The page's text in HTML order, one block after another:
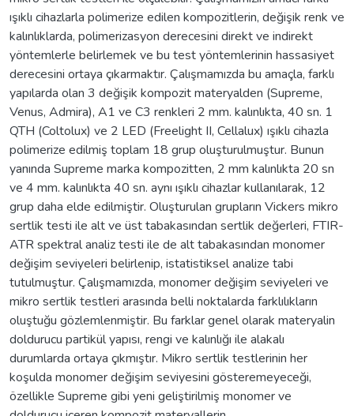
ışıklı cihazlarla polimerize edilen kompozitlerin, değişik renk ve
kalınlıklarda, polimerizasyon derecesini direkt ve indirekt
yöntemlerle belirlemek ve bu test yöntemlerinin hassasiyet
derecesini ortaya çıkarmaktır. Çalışmamızda bu amaçla, farklı
yapılarda olan 3 değişik kompozit materyalden (Supreme,
Venus, Admira), A1 ve C3 renkleri 2 mm. kalınlıkta, 40 sn. 1
QTH (Coltolux) ve 2 LED (Freelight II, Cellalux) ışıklı cihazla
polimerize edilmiş toplam 18 grup oluşturulmuştur. Bunun
yanında Supreme marka kompozitten, 2 mm kalınlıkta 20 sn
ve 4 mm. kalınlıkta 40 sn. aynı ışıklı cihazlar kullanılarak, 12
grup daha elde edilmiştir. Oluşturulan grupların Vickers mikro
sertlik testi ile alt ve üst tabakasından sertlik değerleri, FTIR-
ATR spektral analiz testi ile de alt tabakasından monomer
değişim seviyeleri belirlenip, istatistiksel analize tabi
tutulmuştur. Çalışmamızda, monomer değişim seviyeleri ve
mikro sertlik testleri arasında belli noktalarda farklılıkların
oluştuğu gözlemlenmiştir. Bu farklar genel olarak materyalin
doldurucu partikül yapısı, rengi ve kalınlığı ile alakalı
durumlarda ortaya çıkmıştır. Mikro sertlik testlerinin her
koşulda monomer değişim seviyesini gösteremeyeceği,
özellikle Supreme gibi yeni geliştirilmiş monomer ve